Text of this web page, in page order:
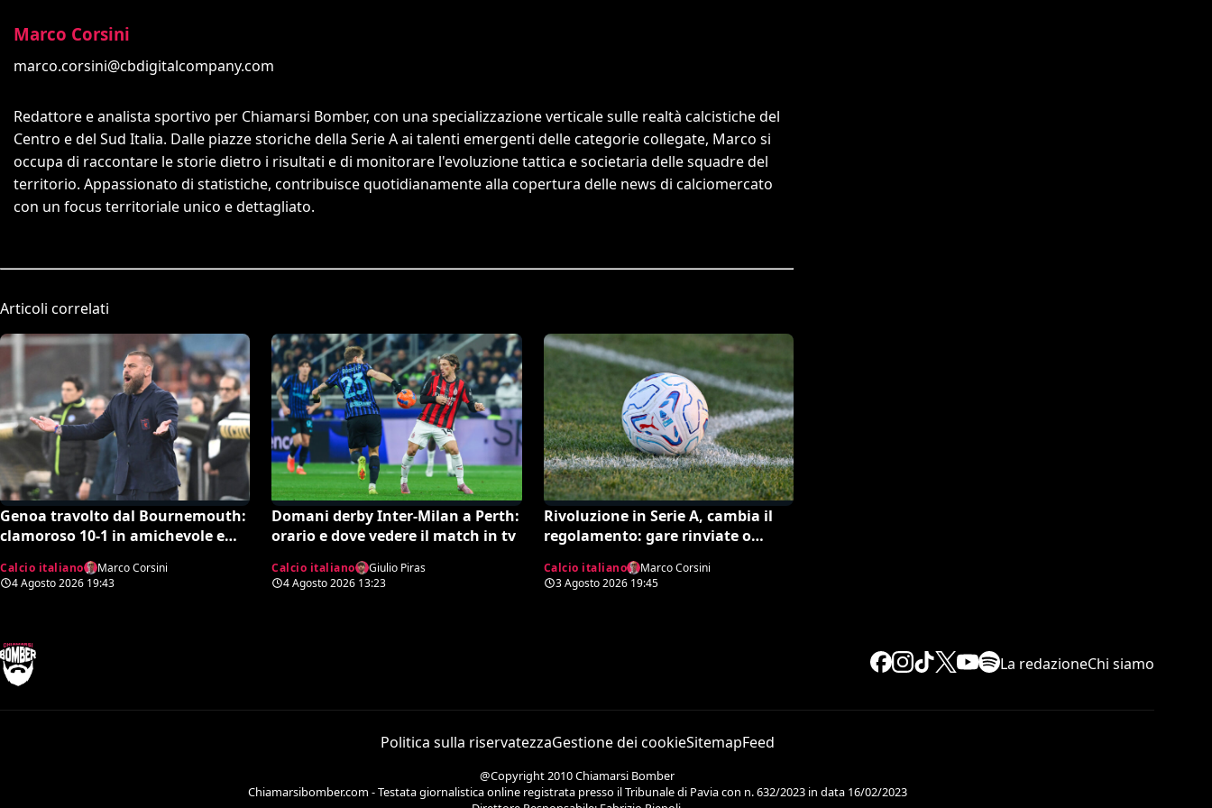
Marco Corsini
marco.corsini@cbdigitalcompany.com
Redattore e analista sportivo per Chiamarsi Bomber, con una specializzazione verticale sulle realtà calcistiche del
Centro e del Sud Italia. Dalle piazze storiche della Serie A ai talenti emergenti delle categorie collegate, Marco si
occupa di raccontare le storie dietro i risultati e di monitorare l'evoluzione tattica e societaria delle squadre del
territorio. Appassionato di statistiche, contribuisce quotidianamente alla copertura delle news di calciomercato
con un focus territoriale unico e dettagliato.
Articoli correlati
Genoa travolto dal Bournemouth:
clamoroso 10-1 in amichevole e
Calcio italiano
Marco Corsini
4 Agosto 2026 19:43
Domani derby Inter-Milan a Perth:
orario e dove vedere il match in tv
Calcio italiano
Giulio Piras
4 Agosto 2026 13:23
Rivoluzione in Serie A, cambia il
regolamento: gare rinviate o
dopo
Calcio italiano
Marco Corsini
3 Agosto 2026 19:45
La redazioneChi siamo
Politica sulla riservatezzaGestione dei cookieSitemapFeed
@Copyright 2010 Chiamarsi Bomber
Chiamarsibomber.com - Testata giornalistica online registrata presso il Tribunale di Pavia con n. 632/2023 in data 16/02/2023